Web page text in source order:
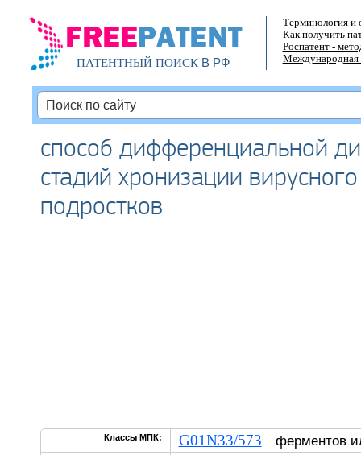
ПАТЕНТНЫЙ ПОИСКВ РФ
Терминология и
Как получить
Роспатент -
Международная
способ дифференциальной
стадий хронизации
подростков
Классы МПК: G01N33/573 ферментов